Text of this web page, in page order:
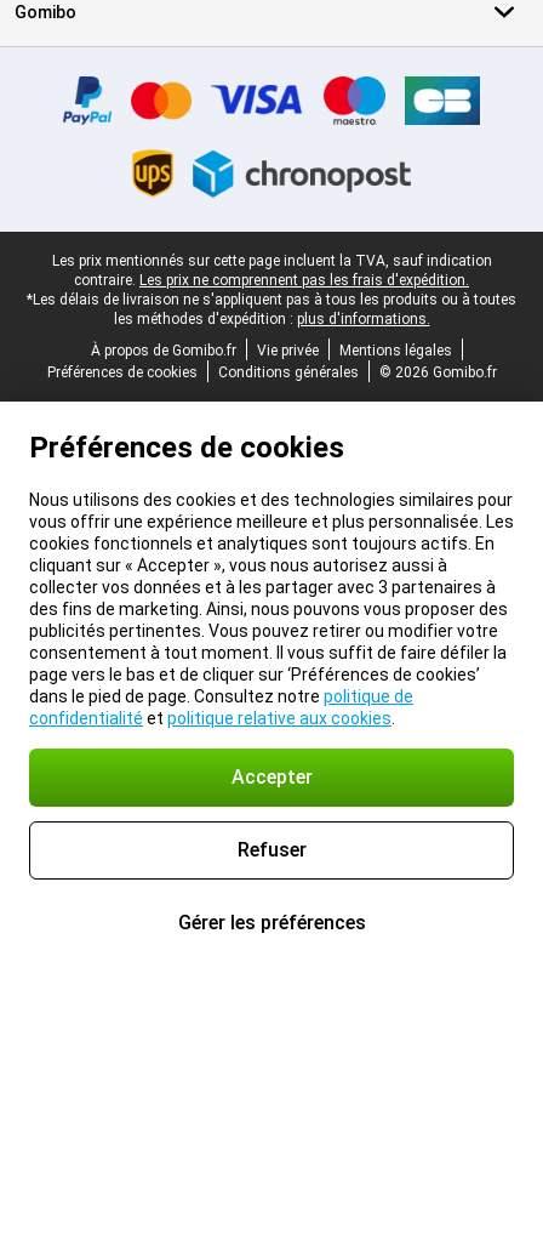
Gomibo
Pied-de-page légal
Les prix mentionnés sur cette page incluent la TVA, sauf indication
contraire. Les prix ne comprennent pas les frais d'expédition.
*Les délais de livraison ne s'appliquent pas à tous les produits ou à toutes
les méthodes d'expédition : plus d'informations.
À propos de Gomibo.fr
Vie privée
Mentions légales
Préférences de cookies
Conditions générales © 2026 Gomibo.fr
Préférences de cookies
Nous utilisons des cookies et des technologies similaires pour
vous offrir une expérience meilleure et plus personnalisée. Les
cookies fonctionnels et analytiques sont toujours actifs. En
cliquant sur « Accepter », vous nous autorisez aussi à
collecter vos données et à les partager avec 3 partenaires à
des fins de marketing. Ainsi, nous pouvons vous proposer des
publicités pertinentes. Vous pouvez retirer ou modifier votre
consentement à tout moment. Il vous suffit de faire défiler la
page vers le bas et de cliquer sur ‘Préférences de cookies’
dans le pied de page. Consultez notre politique de
confidentialité et politique relative aux cookies
Accepter
Refuser
Gérer les préférences